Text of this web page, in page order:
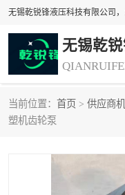
无锡乾
当前位置： 首页 > 供应商机
塑机齿轮泵
液压泵
冷却器厂家直销